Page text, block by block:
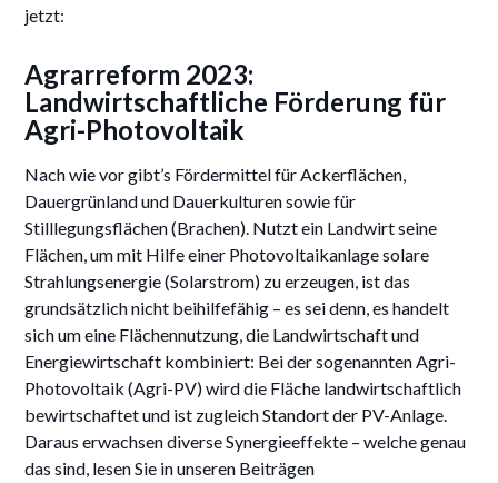
jetzt:
Agrarreform 2023:
Landwirtschaftliche Förderung für
Agri-Photovoltaik
Nach wie vor gibt’s Fördermittel für Ackerflächen,
Dauergrünland und Dauerkulturen sowie für
Stilllegungsflächen (Brachen). Nutzt ein Landwirt seine
Flächen, um mit Hilfe einer Photovoltaikanlage solare
Strahlungsenergie (Solarstrom) zu erzeugen, ist das
grundsätzlich nicht beihilfefähig – es sei denn, es handelt
sich um eine Flächennutzung, die Landwirtschaft und
Energiewirtschaft kombiniert: Bei der sogenannten Agri-
Photovoltaik (Agri-PV) wird die Fläche landwirtschaftlich
bewirtschaftet und ist zugleich Standort der PV-Anlage.
Daraus erwachsen diverse Synergieeffekte – welche genau
das sind, lesen Sie in unseren Beiträgen